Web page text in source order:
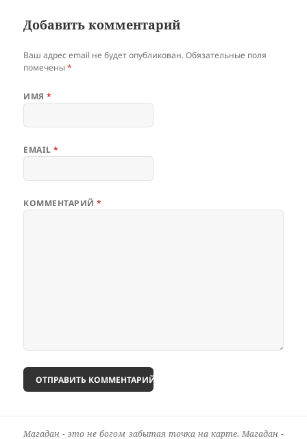
Добавить комментарий
Ваш адрес email не будет опубликован. Обязательные поля
помечены*
ИМЯ*
EMAIL*
КОММЕНТАРИЙ*
Магадан - это не богом забытая точка на карте. Магадан -